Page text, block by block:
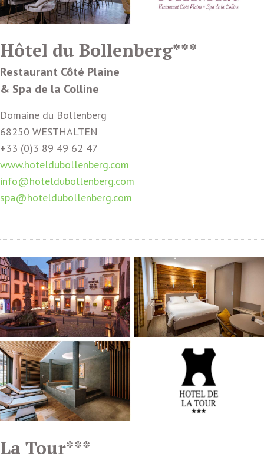
Hôtel du Bollenberg***
Restaurant Côté Plaine
& Spa de la Colline
Domaine du Bollenberg
68250 WESTHALTEN
+33 (0)3 89 49 62 47
www.hoteldubollenberg.com
info@hoteldubollenberg.com
spa@hoteldubollenberg.com
La Tour***